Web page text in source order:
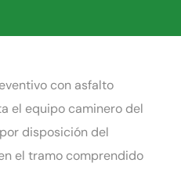
con asfalto
el equipo caminero del
disposición del
el tramo comprendido